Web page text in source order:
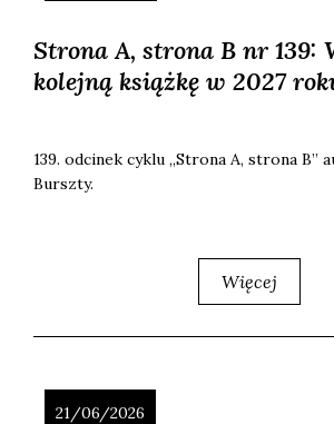
Strona A, strona B nr 139:
kolejną książkę w 2027
139. odci­nek cyklu „Stro­na A, stro­na B”
Bursz­ty.
Więcej
21/06/2026